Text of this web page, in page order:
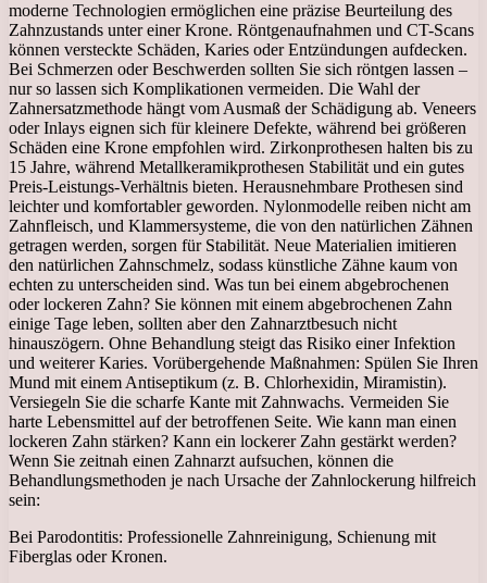
moderne Technologien ermöglichen eine präzise Beurteilung des
Zahnzustands unter einer Krone. Röntgenaufnahmen und CT-Scans
können versteckte Schäden, Karies oder Entzündungen aufdecken.
Bei Schmerzen oder Beschwerden sollten Sie sich röntgen lassen –
nur so lassen sich Komplikationen vermeiden. Die Wahl der
Zahnersatzmethode hängt vom Ausmaß der Schädigung ab. Veneers
oder Inlays eignen sich für kleinere Defekte, während bei größeren
Schäden eine Krone empfohlen wird. Zirkonprothesen halten bis zu
15 Jahre, während Metallkeramikprothesen Stabilität und ein gutes
Preis-Leistungs-Verhältnis bieten. Herausnehmbare Prothesen sind
leichter und komfortabler geworden. Nylonmodelle reiben nicht am
Zahnfleisch, und Klammersysteme, die von den natürlichen Zähnen
getragen werden, sorgen für Stabilität. Neue Materialien imitieren
den natürlichen Zahnschmelz, sodass künstliche Zähne kaum von
echten zu unterscheiden sind. Was tun bei einem abgebrochenen
oder lockeren Zahn? Sie können mit einem abgebrochenen Zahn
einige Tage leben, sollten aber den Zahnarztbesuch nicht
hinauszögern. Ohne Behandlung steigt das Risiko einer Infektion
und weiterer Karies. Vorübergehende Maßnahmen: Spülen Sie Ihren
Mund mit einem Antiseptikum (z. B. Chlorhexidin, Miramistin).
Versiegeln Sie die scharfe Kante mit Zahnwachs. Vermeiden Sie
harte Lebensmittel auf der betroffenen Seite. Wie kann man einen
lockeren Zahn stärken? Kann ein lockerer Zahn gestärkt werden?
Wenn Sie zeitnah einen Zahnarzt aufsuchen, können die
Behandlungsmethoden je nach Ursache der Zahnlockerung hilfreich
sein:
Bei Parodontitis: Professionelle Zahnreinigung, Schienung mit
Fiberglas oder Kronen.